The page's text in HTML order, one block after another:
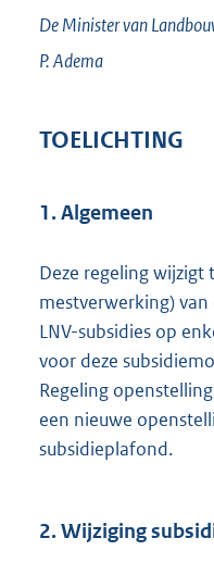
De Minister van
P.Adema
TOELICHTING
1. Algemeen
Deze regeling
mestverwerking) van
LNV-subsidies op
voor deze
Regeling
een nieuwe
subsidieplafond.
2. Wijziging